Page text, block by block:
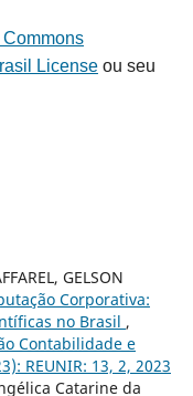
Licenseou seu
GELSON
Corporativa:
no Brasil ,
Contabilidade e
REUNIR: 13, 2, 2023
Catarine da